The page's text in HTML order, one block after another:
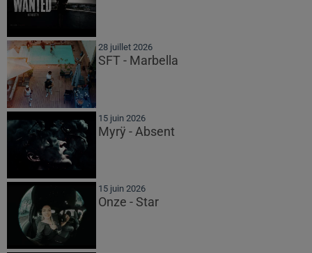
28 juillet 2026
SFT - Marbella
15 juin 2026
Myrÿ - Absent
15 juin 2026
Onze - Star